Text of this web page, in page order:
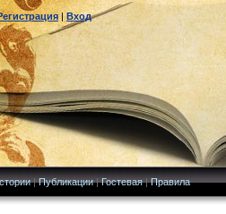
|Вход
|Публикации|Гостевая|Правила